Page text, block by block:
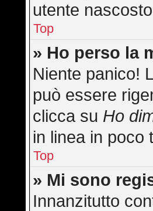
utente
Top
» Ho perso la
Niente panico!
può essere
clicca su Ho
in linea in poco
Top
» Mi sono
Innanzitutto